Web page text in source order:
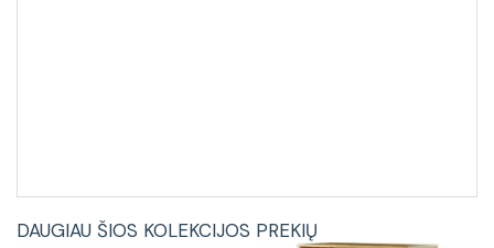
DAUGIAU ŠIOS KOLEKCIJOS PREKIŲ